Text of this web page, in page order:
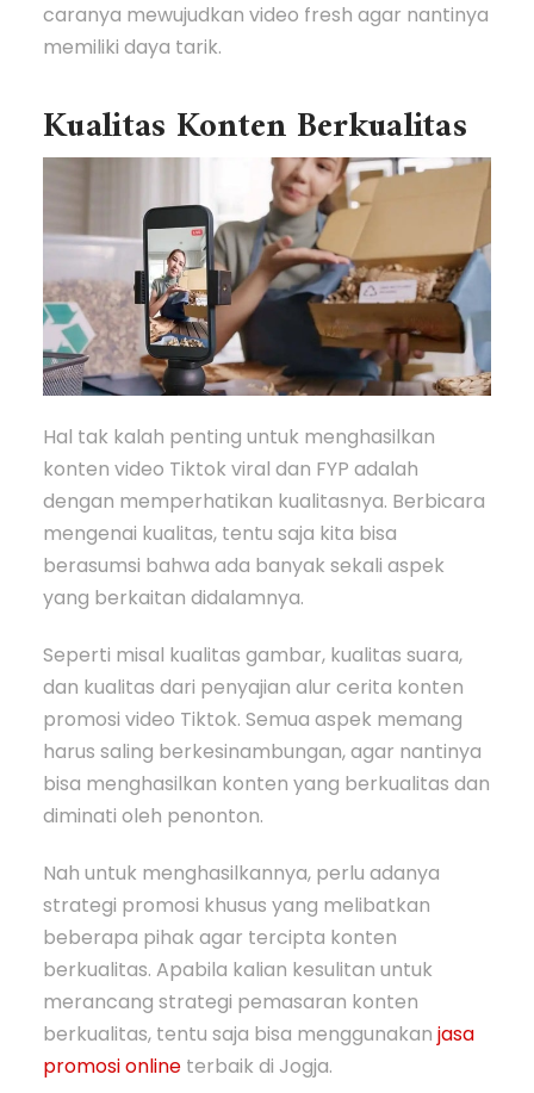
caranya mewujudkan video fresh agar nantinya
memiliki daya tarik.
Kualitas Konten Berkualitas
Hal tak kalah penting untuk menghasilkan
konten video Tiktok viral dan FYP adalah
dengan memperhatikan kualitasnya. Berbicara
mengenai kualitas, tentu saja kita bisa
berasumsi bahwa ada banyak sekali aspek
yang berkaitan didalamnya.
Seperti misal kualitas gambar, kualitas suara,
dan kualitas dari penyajian alur cerita konten
promosi video Tiktok. Semua aspek memang
harus saling berkesinambungan, agar nantinya
bisa menghasilkan konten yang berkualitas dan
diminati oleh penonton.
Nah untuk menghasilkannya, perlu adanya
strategi promosi khusus yang melibatkan
beberapa pihak agar tercipta konten
berkualitas. Apabila kalian kesulitan untuk
merancang strategi pemasaran konten
berkualitas, tentu saja bisa menggunakanjasa
promosi online terbaik di Jogja.